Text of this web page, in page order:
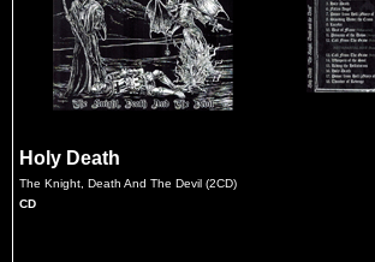
Holy Death
The Knight, Death And The Devil (2CD)
CD